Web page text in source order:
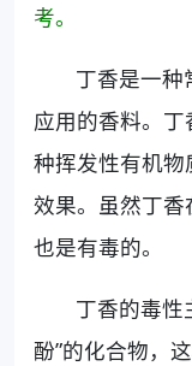
考。
丁香是一种
应用的香料。
种挥发性有机
效果。虽然丁
也是有毒的。
丁香的毒性
酚”的化合物，